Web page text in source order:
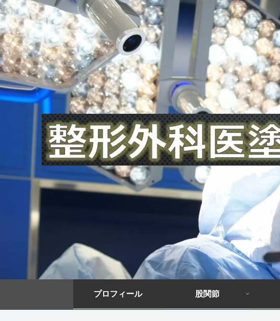
プロフィール 股関節